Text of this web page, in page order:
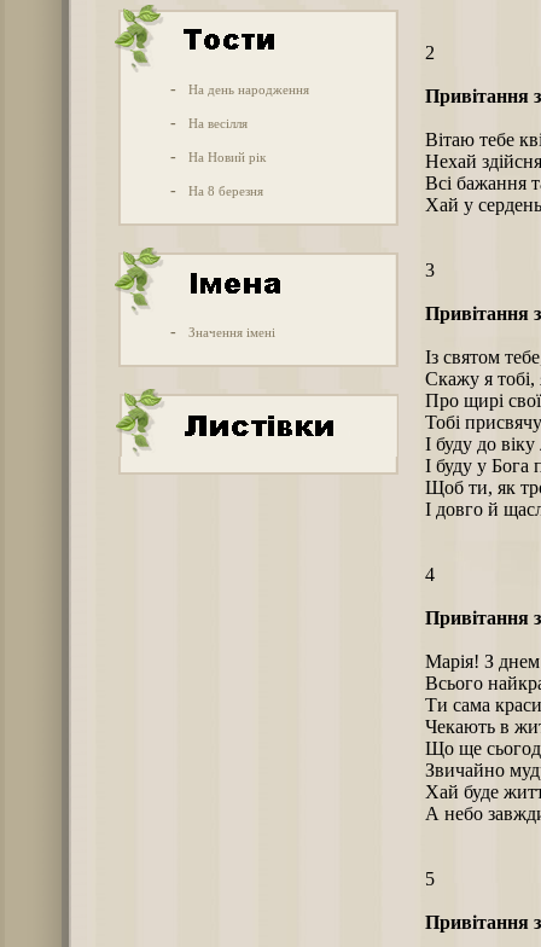
- На день народження
- На весілля
- На Новий рік
- На 8 березня
- Значення імені
2
Привітання
Вітаю тебе
Нехай
Всі бажання
Хай у
3
Привітання
Із святом
Скажу я тобі,
Про щирі
Тобі
І буду до
І буду у Бога
Щоб ти, як
І довго й
4
Привітання
Марія! З днем
Всього
Ти сама
Чекають в
Що ще
Звичайно
Хай буде
А небо
5
Привітання